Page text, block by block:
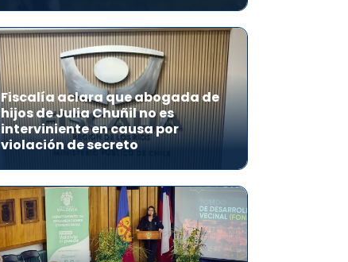
Fiscalía aclara que abogada de
hijos de Julia Chuñil no es
interviniente en causa por
violación de secreto